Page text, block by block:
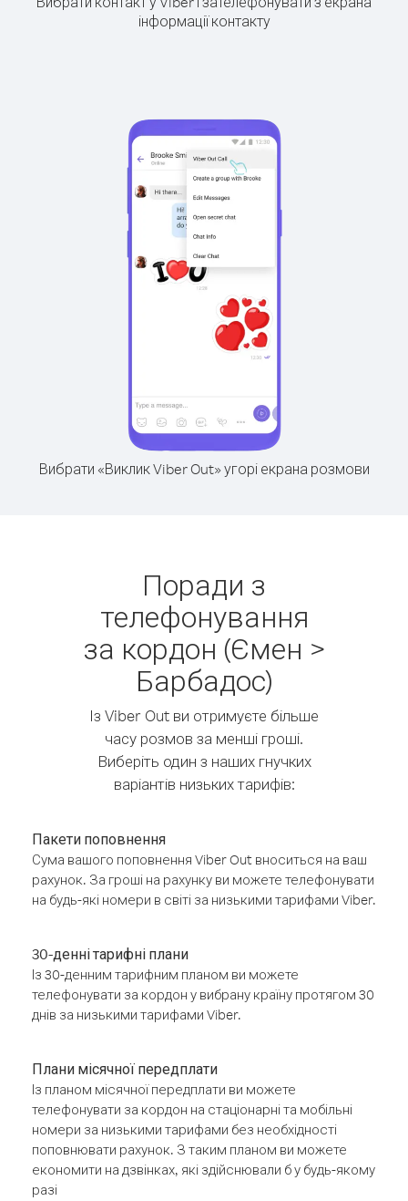
інформації контакту
Вибрати «Виклик Viber Out» угорі екрана розмови
Поради з
телефонування
за кордон (Ємен >
Барбадос)
Із Viber Out ви отримуєте більше
часу розмов за менші гроші.
Виберіть один з наших гнучких
варіантів низьких тарифів:
Пакети поповнення
Сума вашого поповнення Viber Out вноситься на ваш
рахунок. За гроші на рахунку ви можете телефонувати
на будь-які номери в світі за низькими тарифами Viber.
30-денні тарифні плани
Із 30-денним тарифним планом ви можете
телефонувати за кордон у вибрану країну протягом 30
днів за низькими тарифами Viber.
Плани місячної передплати
Із планом місячної передплати ви можете
телефонувати за кордон на стаціонарні та мобільні
номери за низькими тарифами без необхідності
поповнювати рахунок. З таким планом ви можете
економити на дзвінках, які здійснювали б у будь-якому
разі